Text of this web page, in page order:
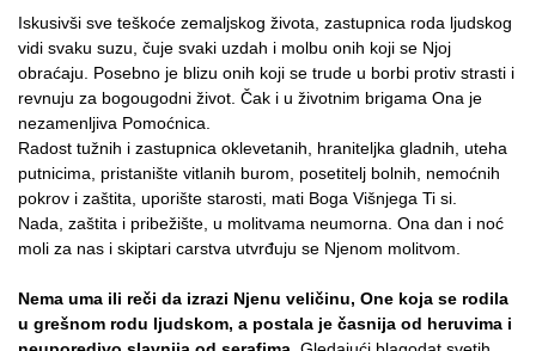
Iskusivši sve teškoće zemaljskog života, zastupnica roda ljudskog
vidi svaku suzu, čuje svaki uzdah i molbu onih koji se Njoj
obraćaju. Posebno je blizu onih koji se trude u borbi protiv strasti i
revnuju za bogougodni život. Čak i u životnim brigama Ona je
nezamenljiva Pomoćnica.
Radost tužnih i zastupnica oklevetanih, hraniteljka gladnih, uteha
putnicima, pristanište vitlanih burom, posetitelj bolnih, nemoćnih
pokrov i zaštita, uporište starosti, mati Boga Višnjega Ti si.
Nada, zaštita i pribežište, u molitvama neumorna. Ona dan i noć
moli za nas i skiptari carstva utvrđuju se Njenom molitvom.
Nema uma ili reči da izrazi Njenu veličinu, One koja se rodila
u grešnom rodu ljudskom, a postala je časnija od heruvima i